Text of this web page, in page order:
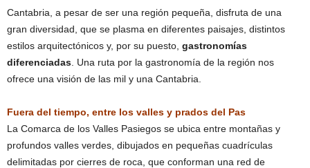
Cantabria, a pesar de ser una región pequeña, disfruta de una
gran diversidad, que se plasma en diferentes paisajes, distintos
estilos arquitectónicos y, por su puesto, gastronomías
diferenciadas . Una ruta por la gastronomía de la región nos
ofrece una visión de las mil y una Cantabria.
Fuera del tiempo, entre los valles y prados del Pas
La Comarca de los Valles Pasiegos se ubica entre montañas y
profundos valles verdes, dibujados en pequeñas cuadrículas
delimitadas por cierres de roca, que conforman una red de